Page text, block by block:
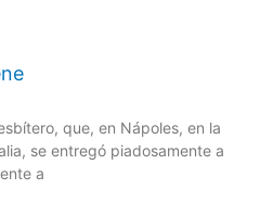
que, en Nápoles, en la
se entregó piadosamente a
a